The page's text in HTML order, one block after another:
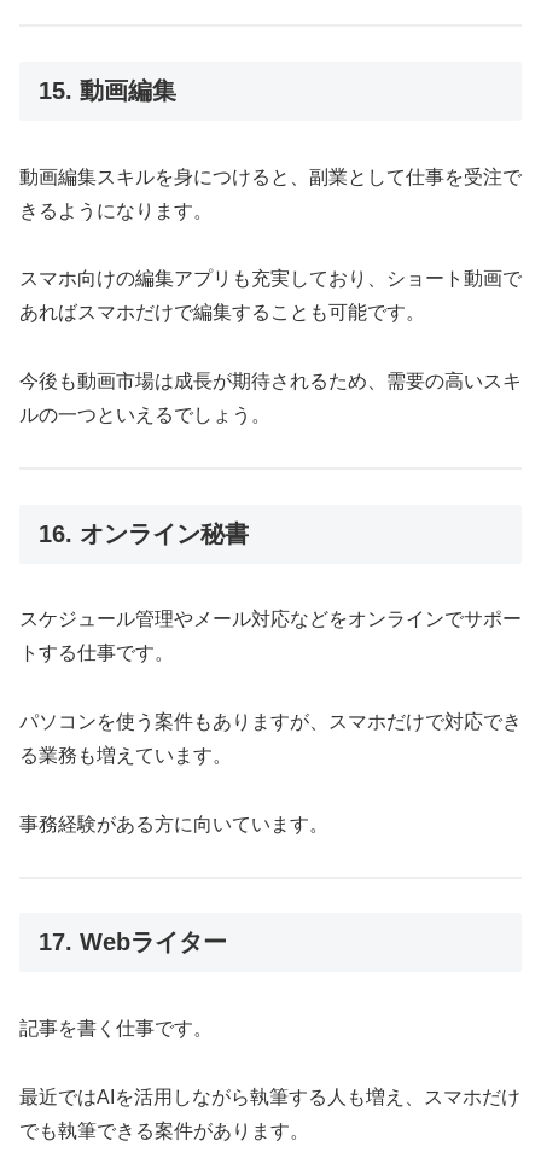
15. 動画編集
動画編集スキルを身につけると、副業として仕事を受注で
きるようになります。
スマホ向けの編集アプリも充実しており、ショート動画で
あればスマホだけで編集することも可能です。
今後も動画市場は成長が期待されるため、需要の高いスキ
ルの一つといえるでしょう。
16. オンライン秘書
スケジュール管理やメール対応などをオンラインでサポー
トする仕事です。
パソコンを使う案件もありますが、スマホだけで対応でき
る業務も増えています。
事務経験がある方に向いています。
17. Webライター
記事を書く仕事です。
最近ではAIを活用しながら執筆する人も増え、スマホだけ
でも執筆できる案件があります。